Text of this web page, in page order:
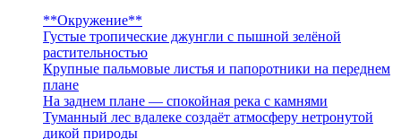
**Окружение**
Густые тропические джунгли с пышной зелёной
растительностью
Крупные пальмовые листья и папоротники на переднем
плане
На заднем плане — спокойная река с камнями
Туманный лес вдалеке создаёт атмосферу нетронутой
дикой природы